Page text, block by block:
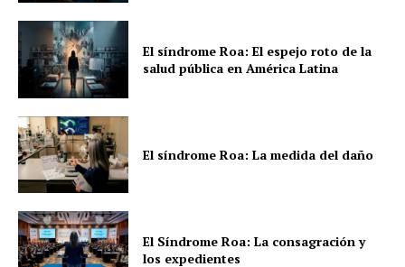
El síndrome Roa: El espejo roto de la
salud pública en América Latina
El síndrome Roa: La medida del daño
El Síndrome Roa: La consagración y
los expedientes